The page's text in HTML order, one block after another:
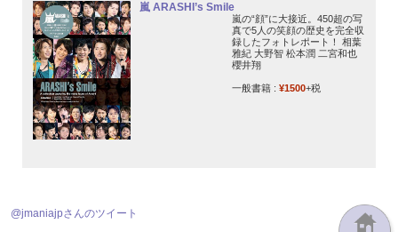
嵐 ARASHI’s Smile
嵐の“顔”に大接近。450超の写
真で5人の笑顔の歴史を完全収
録したフォトレポート！ 相葉
雅紀 大野智 松本潤 二宮和也
櫻井翔
一般書籍 : ¥1500+税
@jmaniajpさんのツイート